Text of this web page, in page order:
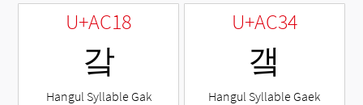
U+AC18
갘
Hangul Syllable Gak
U+AC34
갴
Hangul Syllable Gaek